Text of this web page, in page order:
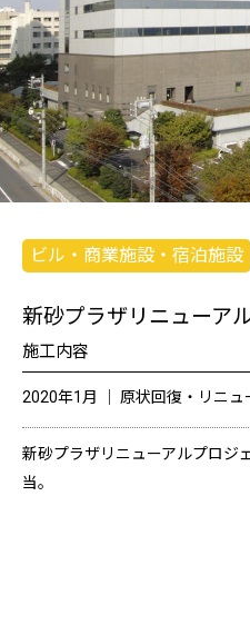
ビル・商業施設・宿泊施設
新砂プラザリニューア
施工内容
2020年1月 │ 原状回復・リニュ
新砂プラザリニューアルプロジ
当。